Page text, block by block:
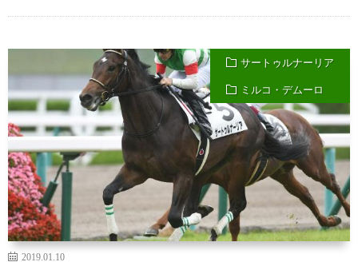
サートゥルナーリア
ミルコ・デムーロ
2019.01.10